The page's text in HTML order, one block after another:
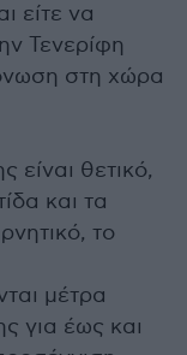
είτε να
Τενερίφη
στη χώρα
είναι θετικό,
και τα
το
μέτρα
για έως και